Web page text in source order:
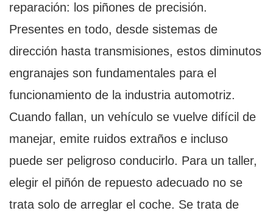
reparación: los piñones de precisión.
Presentes en todo, desde sistemas de
dirección hasta transmisiones, estos diminutos
engranajes son fundamentales para el
funcionamiento de la industria automotriz.
Cuando fallan, un vehículo se vuelve difícil de
manejar, emite ruidos extraños e incluso
puede ser peligroso conducirlo. Para un taller,
elegir el piñón de repuesto adecuado no se
trata solo de arreglar el coche. Se trata de